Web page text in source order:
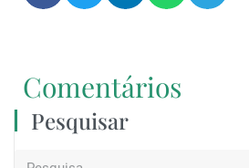
Comentários
Pesquisar